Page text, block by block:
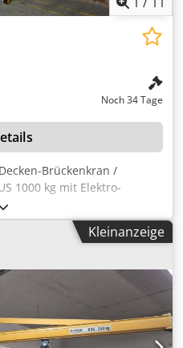
Noch 34 Tage
Brückenkran /
1000 kg mit Elektro-
Farbe: wie abgebildet,
Crjdpfxszqbu Is Aa Ujf
Zustand: gebrauchtKleinanzeige